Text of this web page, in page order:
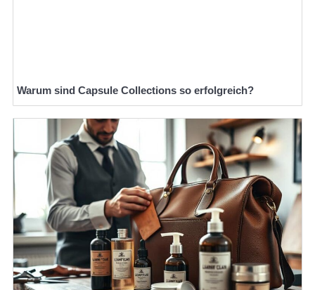
Warum sind Capsule Collections so erfolgreich?